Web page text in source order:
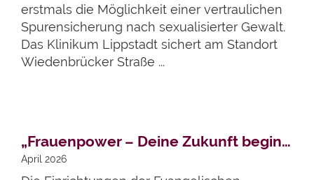
erstmals die Möglichkeit einer vertraulichen
Spurensicherung nach sexualisierter Gewalt.
Das Klinikum Lippstadt sichert am Standort
Wiedenbrücker Straße ...
Artikel lesen „Frauenpower – Deine Zukunft beginnt hier!“
April 2026